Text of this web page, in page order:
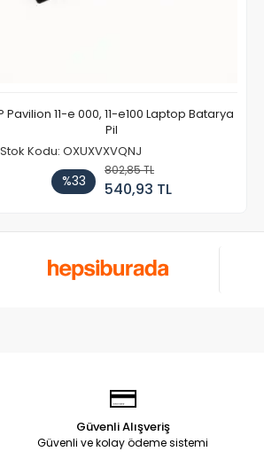
Pavilion 11-e 000, 11-e100 Laptop Batarya
Pil
Stok Kodu: OXUXVXVQNJ
%33
802,85 TL
540,93 TL
Güvenli Alışveriş
Güvenli ve kolay ödeme sistemi